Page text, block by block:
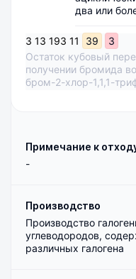
два или
3 13 193 11 39
3
Остаток кубовый
получении бромида
бром-2-хлор-1,1,1-
Примечание к
-
Производство
Производство
углеводородов,
различных галогена